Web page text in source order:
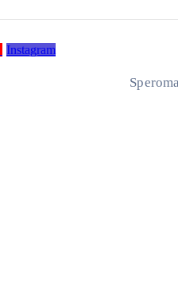
Instagram